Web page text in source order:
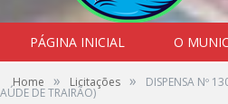
PÁGINA INICIAL O
Home » Licitações » DISPENSA Nº
DE TRAIRÃO)